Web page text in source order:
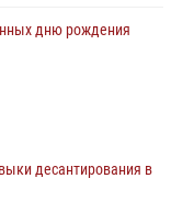
дню рождения
ГИБДД в выявлении
десантирования в